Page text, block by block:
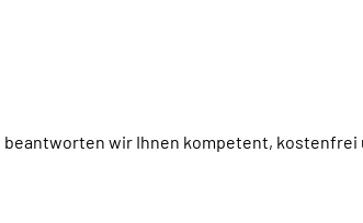
wir Ihnen kompetent,